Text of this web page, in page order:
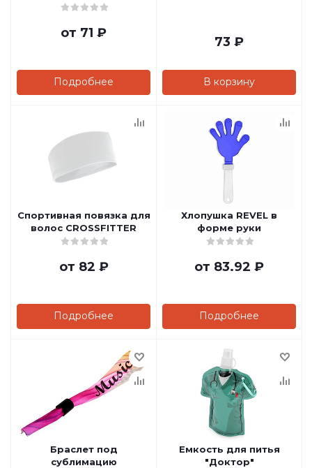
от 71 ₽
Подробнее
73 ₽
В корзину
Спортивная повязка для
волос CROSSFITTER
от 82 ₽
Подробнее
Хлопушка REVEL в
форме руки
от 83.92 ₽
Подробнее
Браслет под
сублимацию
Емкость для питья
"Доктор"